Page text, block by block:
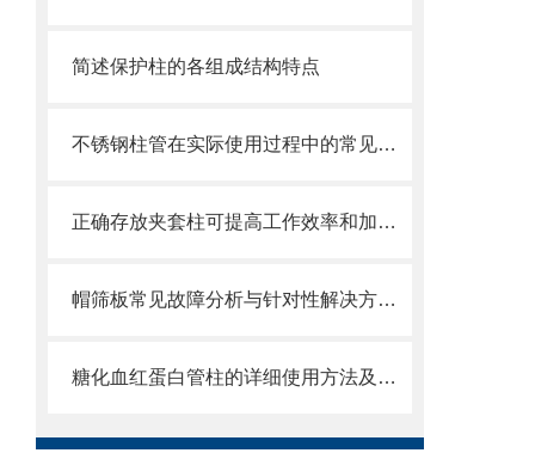
简述保护柱的各组成结构特点
不锈钢柱管在实际使用过程中的常见问题相应解决方法分享
正确存放夹套柱可提高工作效率和加工质量
帽筛板常见故障分析与针对性解决方法分享
糖化血红蛋白管柱的详细使用方法及注意事项介绍